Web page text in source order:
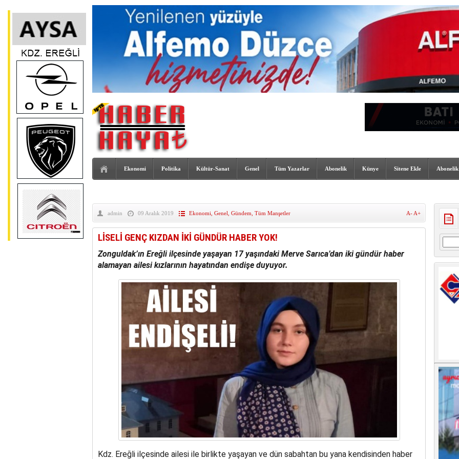
Ekonomi Politika Kültür-Sanat Genel Tüm Yazarlar Abonelik Künye Sitene Ekle Abonelik
admin 09 Aralık 2019 Ekonomi Genel Gündem Tüm Manşetler A- A+
LİSELİ GENÇ KIZDAN İKİ GÜNDÜR HABER YOK!
Zonguldak’ın Ereğli ilçesinde yaşayan 17 yaşındaki Merve Sarıca’dan iki gündür haber
alamayan ailesi kızlarının hayatından endişe duyuyor.
Kdz. Ereğli ilçesinde ailesi ile birlikte yaşayan ve dün sabahtan bu yana kendisinden haber
Arama: